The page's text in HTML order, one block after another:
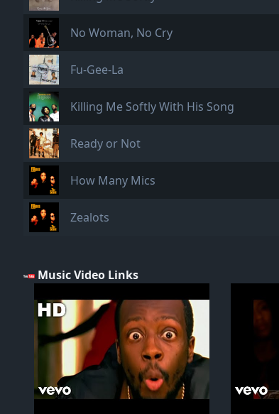
No Woman, No Cry
Fu-Gee-La
Killing Me Softly With His Song
Ready or Not
How Many Mics
Zealots
Music Video Links